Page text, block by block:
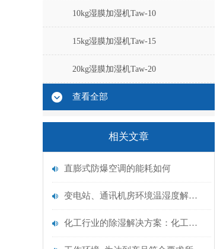
10kg湿膜加湿机Taw-10
15kg湿膜加湿机Taw-15
20kg湿膜加湿机Taw-20
查看全部
相关文章
直膨式防爆空调的能耗如何
变电站、通讯机房环境温湿度解决方案：RHT环境温湿度智能控制系统
化工行业的除湿解决方案：化工用防爆除湿机设备